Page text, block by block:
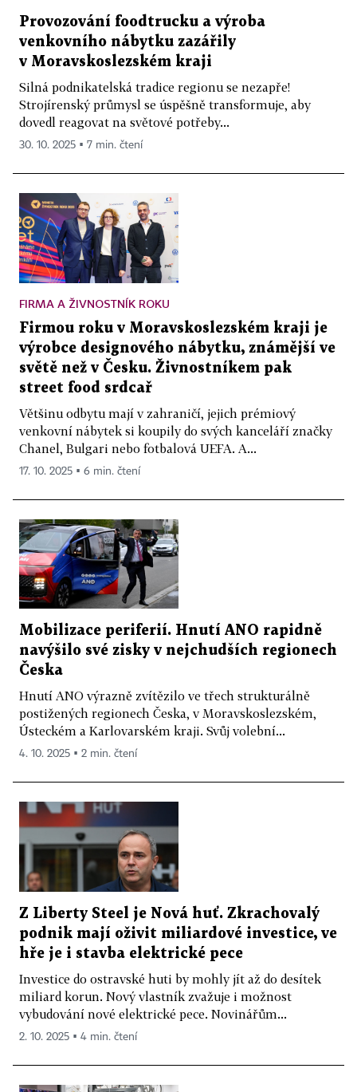
Provozování foodtrucku a výroba
venkovního nábytku zazářily
v Moravskoslezském kraji
Silná podnikatelská tradice regionu se nezapře!
Strojírenský průmysl se úspěšně transformuje, aby
dovedl reagovat na světové potřeby...
30. 10. 2025 ▪ 7 min. čtení
FIRMA A ŽIVNOSTNÍK ROKU
Firmou roku v Moravskoslezském kraji je
výrobce designového nábytku, známější ve
světě než v Česku. Živnostníkem pak
street food srdcař
Většinu odbytu mají v zahraničí, jejich prémiový
venkovní nábytek si koupily do svých kanceláří značky
Chanel, Bulgari nebo fotbalová UEFA. A...
17. 10. 2025 ▪ 6 min. čtení
Mobilizace periferií. Hnutí ANO rapidně
navýšilo své zisky v nejchudších regionech
Česka
Hnutí ANO výrazně zvítězilo ve třech strukturálně
postižených regionech Česka, v Moravskoslezském,
Ústeckém a Karlovarském kraji. Svůj volební...
4. 10. 2025 ▪ 2 min. čtení
Z Liberty Steel je Nová huť. Zkrachovalý
podnik mají oživit miliardové investice, ve
hře je i stavba elektrické pece
Investice do ostravské huti by mohly jít až do desítek
miliard korun. Nový vlastník zvažuje i možnost
vybudování nové elektrické pece. Novinářům...
2. 10. 2025 ▪ 4 min. čtení